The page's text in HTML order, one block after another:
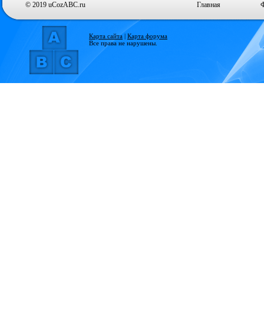
© 2019 uCozABC.ru Главная
Карта сайта | Карта форума
Все права не нарушены.